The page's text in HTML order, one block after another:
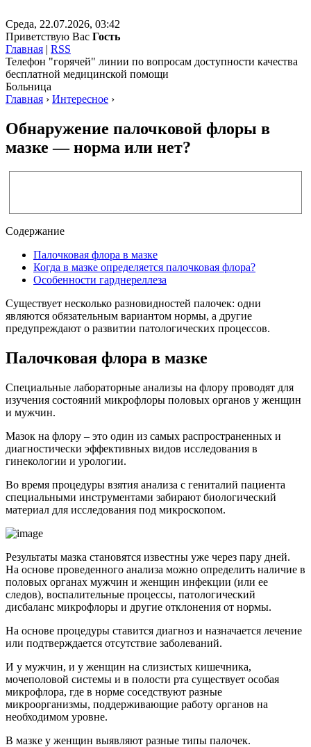
Среда, 22.07.2026, 03:42
Приветствую Вас Гость
Главная | RSS
Телефон "горячей" линии по вопросам доступности качества
бесплатной медицинской помощи
Больница
Главная › Интересное ›
Обнаружение палочковой флоры в
мазке — норма или нет?
Содержание
Палочковая флора в мазке
Когда в мазке определяется палочковая флора?
Особенности гарднереллеза
Существует несколько разновидностей палочек: одни
являются обязательным вариантом нормы, а другие
предупреждают о развитии патологических процессов.
Палочковая флора в мазке
Специальные лабораторные анализы на флору проводят для
изучения состояний микрофлоры половых органов у женщин
и мужчин.
Мазок на флору – это один из самых распространенных и
диагностически эффективных видов исследования в
гинекологии и урологии.
Во время процедуры взятия анализа с гениталий пациента
специальными инструментами забирают биологический
материал для исследования под микроскопом.
Результаты мазка становятся известны уже через пару дней.
На основе проведенного анализа можно определить наличие в
половых органах мужчин и женщин инфекции (или ее
следов), воспалительные процессы, патологический
дисбаланс микрофлоры и другие отклонения от нормы.
На основе процедуры ставится диагноз и назначается лечение
или подтверждается отсутствие заболеваний.
И у мужчин, и у женщин на слизистых кишечника,
мочеполовой системы и в полости рта существует особая
микрофлора, где в норме соседствуют разные
микроорганизмы, поддерживающие работу органов на
необходимом уровне.
В мазке у женщин выявляют разные типы палочек.